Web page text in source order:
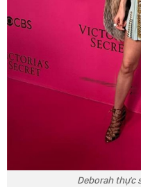
Deborah thực